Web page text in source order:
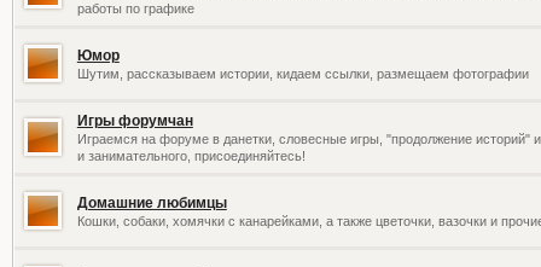
работы по графике
Юмор
Шутим, рассказываем истории, кидаем ссылки, размещаем фотографии
Игры форумчан
Играемся на форуме в данетки, словесные игры, "продолжение историй"
и занимательного, присоединяйтесь!
Домашние любимцы
Кошки, собаки, хомячки с канарейками, а также цветочки, вазочки и